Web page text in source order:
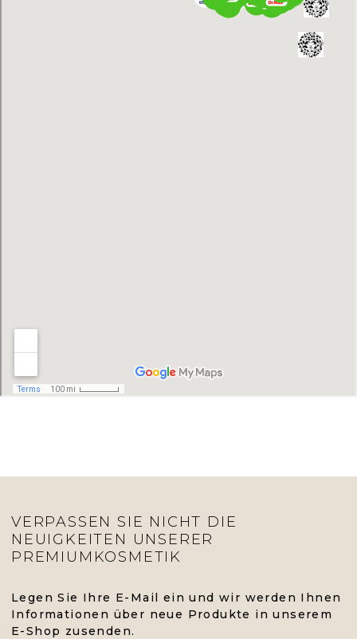
VERPASSEN SIE NICHT DIE
NEUIGKEITEN UNSERER
PREMIUMKOSMETIK
Legen Sie Ihre E-Mail ein und wir werden Ihnen
Informationen über neue Produkte in unserem
E-Shop zusenden.